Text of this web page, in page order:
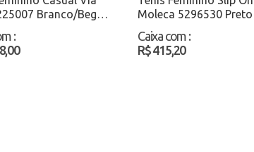
Branco/Bege
:
Moleca 5296530 Preto
Atacado
Caixa com :
R$ 415,20